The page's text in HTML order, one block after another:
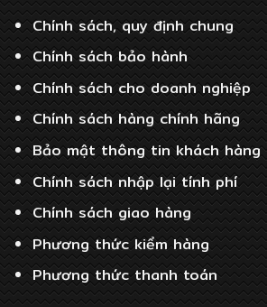
Chính sách, quy định chung
Chính sách bảo hành
Chính sách cho doanh nghiệp
Chính sách hàng chính hãng
Bảo mật thông tin khách hàng
Chính sách nhập lại tính phí
Chính sách giao hàng
Phương thức kiểm hàng
Phương thức thanh toán